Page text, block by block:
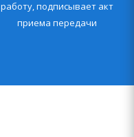
работу, подписывает акт
приема передачи